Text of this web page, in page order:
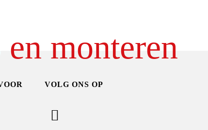
monteren
VOLG ONS OP